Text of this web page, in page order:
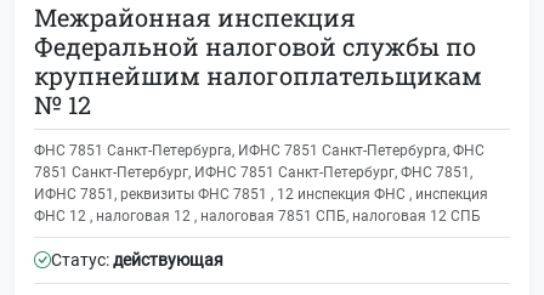
Межрайонная инспекция
Федеральной налоговой службы по
крупнейшим налогоплательщикам
№ 12
ФНС 7851 Санкт-Петербурга, ИФНС 7851 Санкт-Петербурга, ФНС
7851 Санкт-Петербург, ИФНС 7851 Санкт-Петербург, ФНС 7851,
ИФНС 7851, реквизиты ФНС 7851 , 12 инспекция ФНС , инспекция
ФНС 12 , налоговая 12 , налоговая 7851 СПБ, налоговая 12 СПБ
Статус:действующая